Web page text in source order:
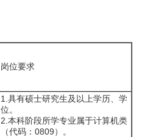
岗位要求
1.具有硕士研究生及以上学历、学
位。
2.本科阶段所学专业属于计算机类
（代码：0809）。